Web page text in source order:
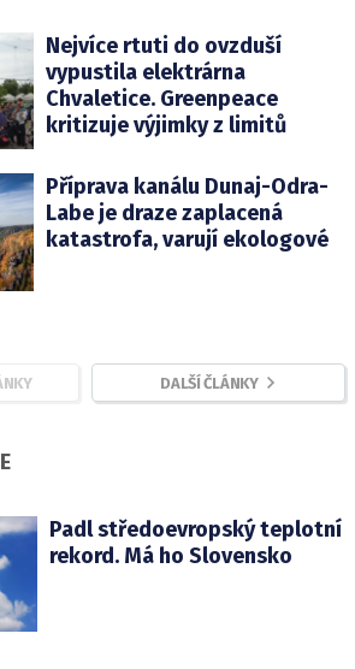
Nejvíce rtuti do ovzduší
vypustila elektrárna
Chvaletice. Greenpeace
kritizuje výjimky z limitů
Příprava kanálu Dunaj-Odra-
Labe je draze zaplacená
katastrofa, varují ekologové
DALŠÍ ČLÁNKY
Padl středoevropský teplotní
rekord. Má ho Slovensko